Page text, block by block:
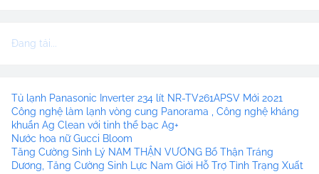
Đang tải...
Tủ lạnh Panasonic Inverter 234 lít NR-TV261APSV Mới 2021
Công nghệ làm lạnh vòng cung Panorama , Công nghệ kháng
khuẩn Ag Clean với tinh thể bạc Ag+
Nước hoa nữ Gucci Bloom
Tăng Cường Sinh Lý NAM THẬN VƯƠNG Bổ Thận Tráng
Dương, Tăng Cường Sinh Lực Nam Giới Hỗ Trợ Tình Trạng Xuất